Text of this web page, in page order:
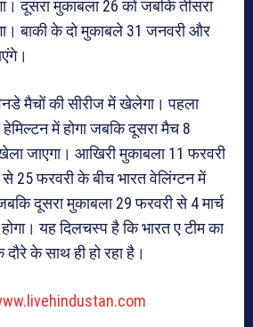
दूसरा मुकाबला 26 को जबकि तीसरा
बाकी के दो मुकाबले 31 जनवरी और
मैचों की सीरीज में खेलेगा। पहला
में होगा जबकि दूसरा मैच 8
जाएगा। आखिरी मुकाबला 11 फरवरी
25 फरवरी के बीच भारत वेलिंग्टन में
दूसरा मुकाबला 29 फरवरी से 4 मार्च
यह दिलचस्प है कि भारत ए टीम का
दौरे के साथ ही हो रहा है।